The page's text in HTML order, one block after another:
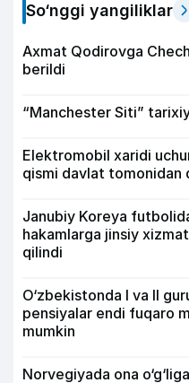
So‘nggi yangiliklar
Axmat Qodirovga
berildi
“Manchester Siti”
Elektromobil xaridi
qismi davlat tomonidan
Janubiy Koreya
hakamlarga jinsiy
qilindi
O‘zbekistonda I va II
pensiyalar endi fuqaro
mumkin
Norvegiyada ona